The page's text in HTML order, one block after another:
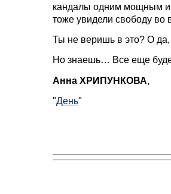
кандалы одним мощным
тоже увидели свободу во
Ты не веришь в это? О
Но знаешь… Все еще
Анна ХРИПУНКОВА
"День"